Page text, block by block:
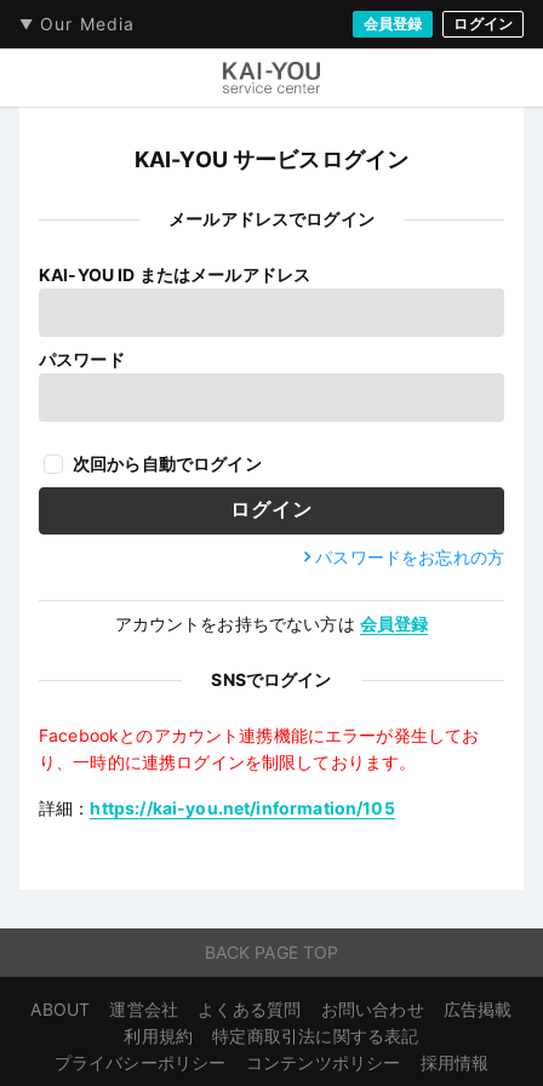
Our Media 会員登録 ログイン
KAI-YOU サービスログイン
メールアドレスでログイン
KAI-YOU ID またはメールアドレス
パスワード
次回から自動でログイン
パスワードをお忘れの方
アカウントをお持ちでない方は 会員登録
SNSでログイン
Facebookとのアカウント連携機能にエラーが発生してお
り、一時的に連携ログインを制限しております。
詳細：https://kai-you.net/information/105
BACK PAGE TOP
ABOUT 運営会社 よくある質問 お問い合わせ
広告掲載
利用規約
特定商取引法に関する表記
プライバシーポリシー
コンテンツポリシー 採用情報